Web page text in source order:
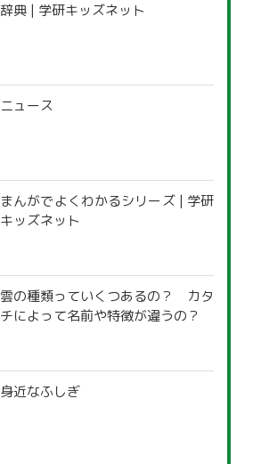
辞典 | 学研キッズネット
ニュース
まんがでよくわかるシリーズ | 学研
キッズネット
雲の種類っていくつあるの？ カタ
チによって名前や特徴が違うの？
身近なふしぎ